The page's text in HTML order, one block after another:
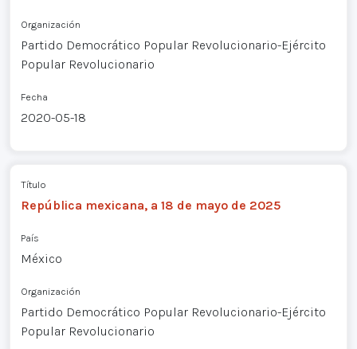
Organización
Partido Democrático Popular Revolucionario-Ejército
Popular Revolucionario
Fecha
2020-05-18
Título
República mexicana, a 18 de mayo de 2025
País
México
Organización
Partido Democrático Popular Revolucionario-Ejército
Popular Revolucionario